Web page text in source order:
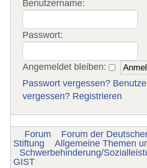
Benutzername:
Passwort:
Angemeldet bleiben:
Passwort vergessen?
vergessen? Registrieren
Forum
Forum der
Stiftung
Allgemeine Themen
Schwerbehinderung/
GIST